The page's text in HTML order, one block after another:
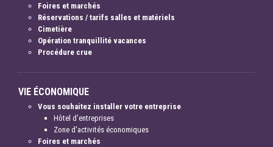
Foires et marchés
Réservations / tarifs salles et matériels
Cimetière
Opération tranquillité vacances
Procédure crue
VIE ÉCONOMIQUE
Vous souhaitez installer votre entreprise
Hôtel d'entreprises
Zone d'activités économiques
Foires et marchés